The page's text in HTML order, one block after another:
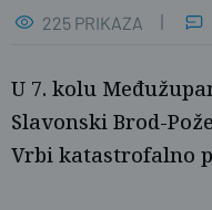
225 PRIKAZA
U 7. kolu
Slavonski Brod-
Vrbi katastrofalno